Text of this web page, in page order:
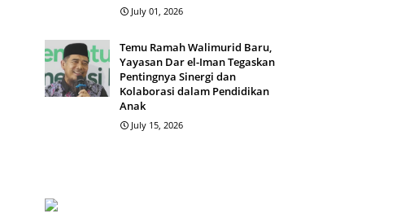
July 01, 2026
Temu Ramah Walimurid Baru,
Yayasan Dar el-Iman Tegaskan
Pentingnya Sinergi dan
Kolaborasi dalam Pendidikan
Anak
July 15, 2026